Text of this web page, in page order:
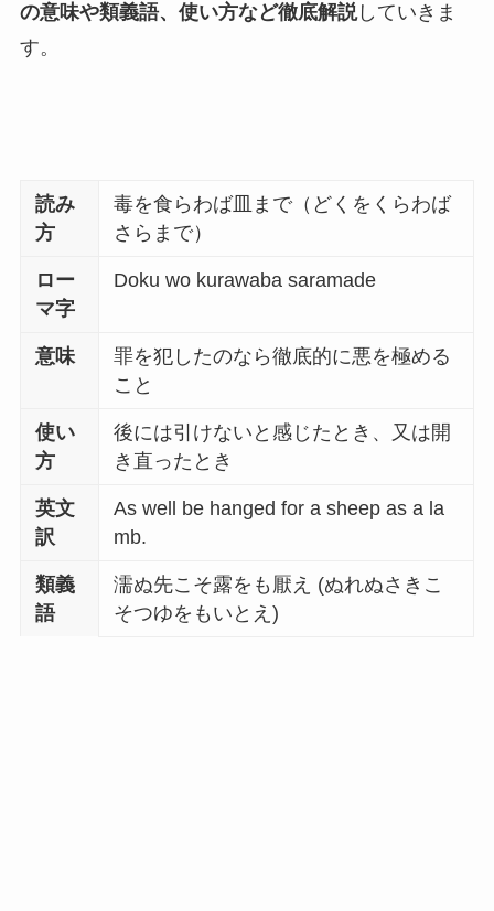
の意味や類義語、使い方など徹底解説していきま
す。
読み
方
毒を食らわば皿まで（どくをくらわば
さらまで）
ロー
マ字
Doku wo kurawaba saramade
意味
罪を犯したのなら徹底的に悪を極める
こと
使い
方
後には引けないと感じたとき、又は開
き直ったとき
英文
訳
As well be hanged for a sheep as a la
mb.
類義
語
濡ぬ先こそ露をも厭え (ぬれぬさきこ
そつゆをもいとえ)